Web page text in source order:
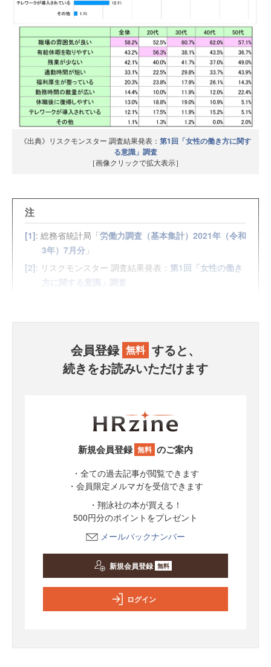
《出典》リスクモンスター 調査結果発表： 第1回「女性の働き方に関す
る意識」調査
［画像クリックで拡大表示］
注
[1]: 総務省統計局「労働力調査（基本集計）2021年（令和
3年）7月分」
[2]: リスクモンスター 調査結果発表： 第1回「女性の働き
方に関する意識」調査
会員登録 無料 すると、
続きをお読みいただけます
新規会員登録 無料 のご案内
・全ての過去記事が閲覧できます
・会員限定メルマガを受信できます
・翔泳社の本が買える！
500円分のポイントをプレゼント
メールバックナンバー
新規会員登録 無料
ログイン